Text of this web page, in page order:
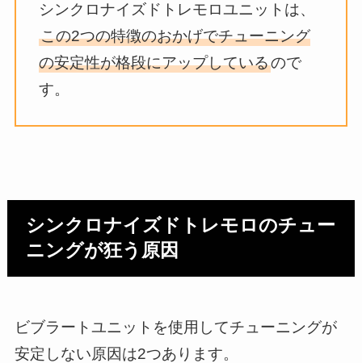
シンクロナイズドトレモロユニットは、
この2つの特徴のおかげでチューニング
の安定性が格段にアップしているので
す。
シンクロナイズドトレモロのチュー
ニングが狂う原因
ビブラートユニットを使用してチューニングが
安定しない原因は2つあります。